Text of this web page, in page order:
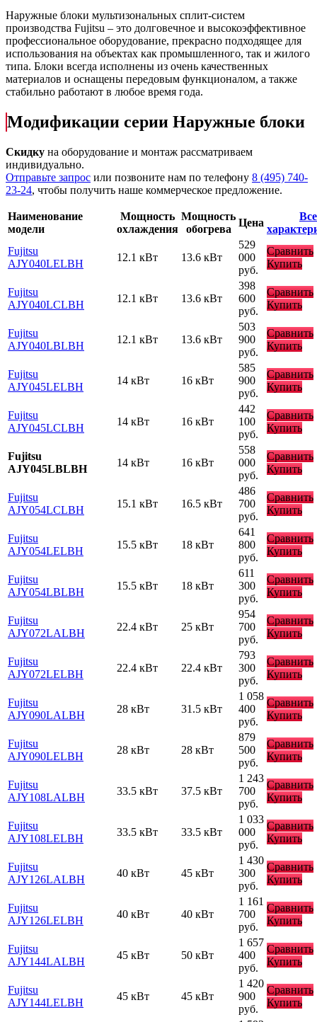
Наружные блоки мультизональных сплит-систем
производства Fujitsu – это долговечное и высокоэффективное
профессиональное оборудование, прекрасно подходящее для
использования на объектах как промышленного, так и жилого
типа. Блоки всегда исполнены из очень качественных
материалов и оснащены передовым функционалом, а также
стабильно работают в любое время года.
Модификации серии Наружные блоки
Скидку на оборудование и монтаж рассматриваем
индивидуально.
Отправьте запрос или позвоните нам по телефону 8 (495) 740-
23-24, чтобы получить наше коммерческое предложение.
Наименование
модели
Мощность
охлаждения
Мощность
обогрева
Цена
Все
Fujitsu
AJY040LELBH
12.1 кВт 13.6 кВт
529
000
руб.
Сравнить
Купить
Fujitsu
AJY040LCLBH
12.1 кВт 13.6 кВт
398
600
руб.
Сравнить
Купить
Fujitsu
AJY040LBLBH
12.1 кВт 13.6 кВт
503
900
руб.
Сравнить
Купить
Fujitsu
AJY045LELBH
14 кВт 16 кВт
585
900
руб.
Сравнить
Купить
Fujitsu
AJY045LCLBH
14 кВт 16 кВт
442
100
руб.
Сравнить
Купить
Fujitsu
AJY045LBLBH
14 кВт 16 кВт
558
000
руб.
Сравнить
Купить
Fujitsu
AJY054LCLBH
15.1 кВт 16.5 кВт
486
700
руб.
Сравнить
Купить
Fujitsu
AJY054LELBH
15.5 кВт 18 кВт
641
800
руб.
Сравнить
Купить
Fujitsu
AJY054LBLBH
15.5 кВт 18 кВт
611
300
руб.
Сравнить
Купить
Fujitsu
AJY072LALBH
22.4 кВт 25 кВт
954
700
руб.
Сравнить
Купить
Fujitsu
AJY072LELBH
22.4 кВт 22.4 кВт
793
300
руб.
Сравнить
Купить
Fujitsu
AJY090LALBH
28 кВт 31.5 кВт
1 058
400
руб.
Сравнить
Купить
Fujitsu
AJY090LELBH
28 кВт 28 кВт
879
500
руб.
Сравнить
Купить
Fujitsu
AJY108LALBH
33.5 кВт 37.5 кВт
1 243
700
руб.
Сравнить
Купить
Fujitsu
AJY108LELBH
33.5 кВт 33.5 кВт
1 033
000
руб.
Сравнить
Купить
Fujitsu
AJY126LALBH
40 кВт 45 кВт
1 430
300
руб.
Сравнить
Купить
Fujitsu
AJY126LELBH
40 кВт 40 кВт
1 161
700
руб.
Сравнить
Купить
Fujitsu
AJY144LALBH
45 кВт 50 кВт
1 657
400
руб.
Сравнить
Купить
Fujitsu
AJY144LELBH
45 кВт 45 кВт
1 420
900
руб.
Сравнить
Купить